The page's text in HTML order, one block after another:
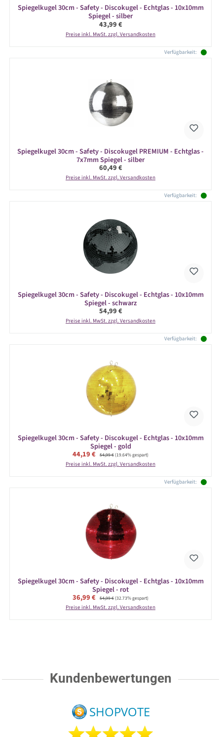
Spiegelkugel 30cm - Safety - Discokugel - Echtglas - 10x10mm
Spiegel - silber
Regulärer Preis:
43,99 €
Preise inkl. MwSt. zzgl. Versandkosten
Verfügbarkeit:
Spiegelkugel 30cm - Safety - Discokugel PREMIUM - Echtglas -
7x7mm Spiegel - silber
Regulärer Preis:
60,49 €
Preise inkl. MwSt. zzgl. Versandkosten
Verfügbarkeit:
Spiegelkugel 30cm - Safety - Discokugel - Echtglas - 10x10mm
Spiegel - schwarz
Regulärer Preis:
54,99 €
Preise inkl. MwSt. zzgl. Versandkosten
Verfügbarkeit:
Spiegelkugel 30cm - Safety - Discokugel - Echtglas - 10x10mm
Spiegel - gold
Verkaufspreis:
44,19 € Regulärer Preis:
54,99 €(19.64% gespart)
Preise inkl. MwSt. zzgl. Versandkosten
Verfügbarkeit:
Spiegelkugel 30cm - Safety - Discokugel - Echtglas - 10x10mm
Spiegel - rot
Verkaufspreis:
36,99 € Regulärer Preis:
54,99 €(32.73% gespart)
Preise inkl. MwSt. zzgl. Versandkosten
Kundenbewertungen